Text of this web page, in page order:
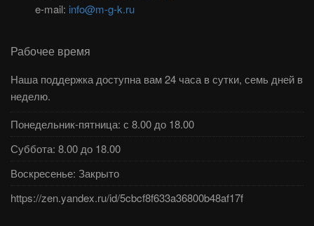
e-mail: info@m-g-k.ru
Рабочее время
Наша поддержка доступна вам 24 часа в сутки, семь дней в
неделю.
Понедельник-пятница: с 8.00 до 18.00
Суббота: 8.00 до 18.00
Воскресенье: Закрыто
https://zen.yandex.ru/id/5cbcf8f633a36800b48af17f